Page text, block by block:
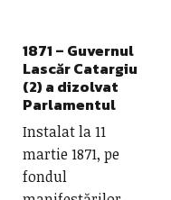
1871 – Guvernul
Lascăr Catargiu
(2) a dizolvat
Parlamentul
Instalat la 11
martie 1871, pe
fondul